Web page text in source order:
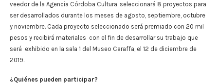
veedor de la Agencia Córdoba Cultura, seleccionará 8 proyectos para
ser desarrollados durante los meses de agosto, septiembre, octubre
y noviembre. Cada proyecto seleccionado será premiado con 20 mil
pesos y recibirá materiales con el fin de desarrollar su trabajo que
será exhibido en la sala 1 del Museo Caraffa, el 12 de diciembre de
2019.
¿Quiénes pueden participar?